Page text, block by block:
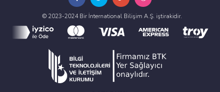
© 2023-2024 Bir İnternational Bilişim A.Ş. iştirakidir.